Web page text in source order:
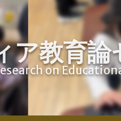
ア教育論
on